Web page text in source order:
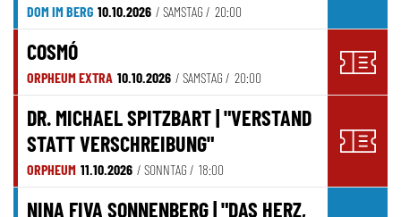
DOM IM BERG 10.10.2026 / SAMSTAG / 20:00
COSMÓ
ORPHEUM EXTRA 10.10.2026 / SAMSTAG / 20:00
DR. MICHAEL SPITZBART | "VERSTAND
STATT VERSCHREIBUNG"
ORPHEUM 11.10.2026 / SONNTAG / 18:00
NINA FIVA SONNENBERG | "DAS HERZ,